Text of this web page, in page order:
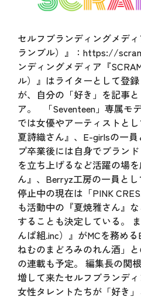
セルフブランディングメデ
ランブル）』： https://
ンディングメディア『
ル）』はライターとして登
が、自分の「好き」を記事
ア。 「Seventeen」専属モ
では女優やアーティストと
夏詩織さん』、E-girlsの一
プ卒業後には自身でブラン
を立ち上げるなど活躍の場
ん』、Berryz工房の一員と
停止中の現在は「PINK
も活動中の『夏焼雅さん』
することも決定している。
んぱ組.inc）』がMCを務め
ねむのまどろみのれん酒」
の連載も予定。 編集長の関
増して来たセルフブランディ
女性タレントたちが「好き